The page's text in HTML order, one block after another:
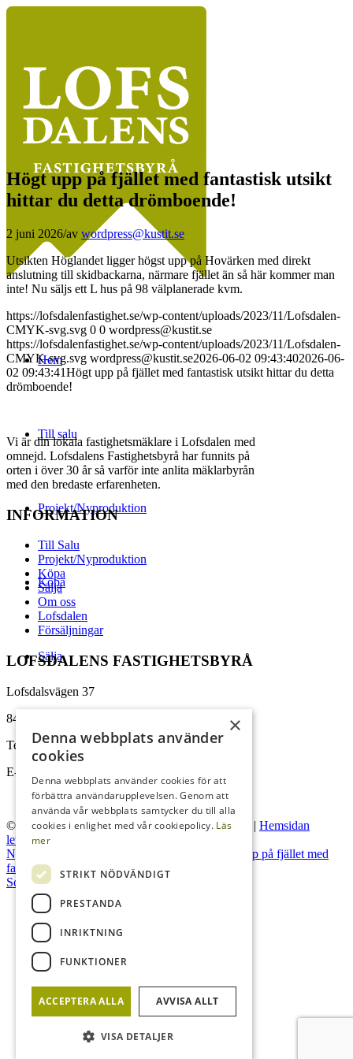
Hem
Till salu
Projekt/Nyproduktion
Köpa
Sälja
Om oss
Lofsdalen
Försäljningar
Sök
Högt upp på fjället med fantastisk utsikt
hittar du detta drömboende!
2 juni 2026/av wordpress@kustit.se
Utsikten Höglandet ligger högst upp på Hovärken med direkt
anslutning till skidbackarna, närmare fjället än så här kommer man
inte! Nu säljs ett L hus på 98 välplanerade kvm.
https://lofsdalenfastighet.se/wp-content/uploads/2023/11/Lofsdalen-
CMYK-svg.svg 0 0 wordpress@kustit.se
https://lofsdalenfastighet.se/wp-content/uploads/2023/11/Lofsdalen-
CMYK-svg.svg wordpress@kustit.se2026-06-02 09:43:402026-06-
02 09:43:41Högt upp på fjället med fantastisk utsikt hittar du detta
drömboende!
Vi är din lokala fastighetsmäklare i Lofsdalen med
omnejd. Lofsdalens Fastighetsbyrå har funnits på
orten i över 30 år så varför inte anlita mäklarbyrån
med den bredaste erfarenheten.
INFORMATION
Till Salu
Projekt/Nyproduktion
Köpa
Sälja
Om oss
Lofsdalen
Försäljningar
LOFSDALENS FASTIGHETSBYRÅ
Lofsdalsvägen 37
842 96 Lofsdalen
Tel:
0680-410 32
E-post:
© Lofsdalens Fastighetsbyrå AB|Administration | Hemsidan
levereras av Kust IT
Nybyggt med ski in ski out på Höglandet
Högt upp på fjället med
fantastisk utsikt hittar du detta drömboende!
Scroll to top
×
Denna webbplats använder
cookies
Denna webbplats använder cookies för att
förbättra användarupplevelsen. Genom att
använda vår webbplats samtycker du till alla
cookies i enlighet med vår cookiepolicy. Läs
mer
STRIKT NÖDVÄNDIGT
PRESTANDA
INRIKTNING
FUNKTIONER
ACCEPTERA ALLA AVVISA ALLT
VISA DETALJER